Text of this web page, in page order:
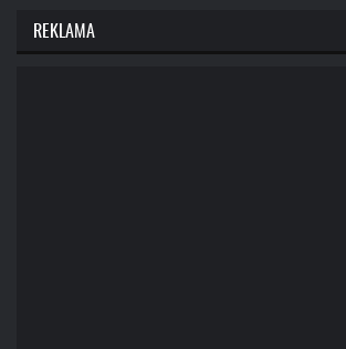
REKLAMA